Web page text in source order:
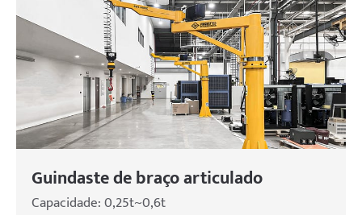
Guindaste de braço articulado
Capacidade: 0,25t~0,6t